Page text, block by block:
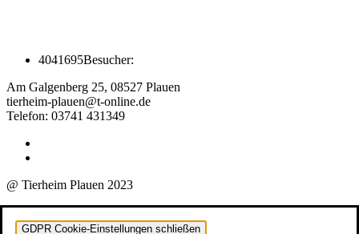
4041695Besucher:
Am Galgenberg 25, 08527 Plauen
tierheim-plauen@t-online.de
Telefon: 03741 431349
@ Tierheim Plauen 2023
GDPR Cookie-Einstellungen schließen